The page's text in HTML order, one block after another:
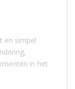
en simpel
in het